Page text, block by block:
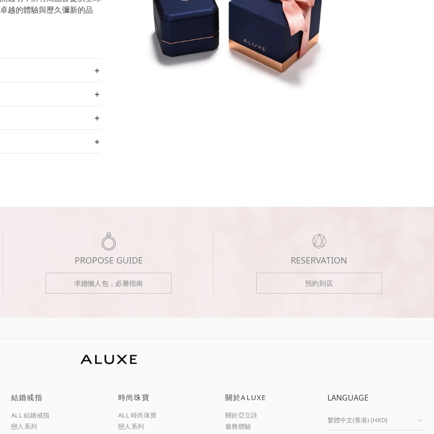
越的體驗與歷久彌新的品
＋
＋
＋
＋
PROPOSE GUIDE
求婚懶人包，必勝指南
RESERVATION
預約到店
結婚戒指
ALL 結婚戒指
戀人系列
時尚珠寶
ALL 時尚珠寶
戀人系列
關於ALUXE
關於亞立詩
服務體驗
LANGUAGE